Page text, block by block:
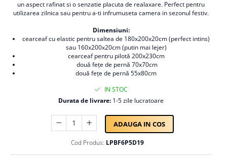
Artificiala De Iepure, 6 Piese, 2
Persoane
Lenjerii De Pat Premium Collection
Set Lenjerie De Pat, 7 Piese, Cu
Pilota / Cuvertura Inclusa
Set Lenjerie De Pat Jacquard Regal,
11 Piese, Cuvertura Inclusa
Lenjerii Damasc Egiptean King Size
Lenjerii De Pat, Finet Premium, 1
Lenjerii De Pat Damasc 1 Persoana
un aspect rafinat si o senzatie placuta de realaxare. Perfect pentru
utilizarea zilnica sau pentru a-ti infrumuseta camera in sezonul festiv.
Dimensiuni:
cearceaf cu elastic pentru saltea de 180x200x20cm (perfect intins)
sau 160x200x20cm (putin mai lejer)
cearceaf pentru pilotă 200x230cm
două fețe de pernă 70x70cm
două fețe de pernă 55x80cm
IN STOC
Durata de livrare: 1-5 zile lucratoare
ADAUGA IN COS
Cod Produs: LPBF6P5D19